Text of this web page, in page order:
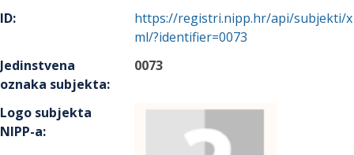
ID:
https://registri.nipp.hr/api/subjekti/x
ml/?identifier=0073
Jedinstvena
oznaka subjekta:
0073
Logo subjekta
NIPP-a: